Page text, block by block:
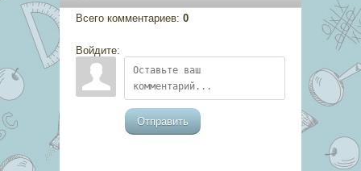
Всего комментариев: 0
Войдите:
Отправить